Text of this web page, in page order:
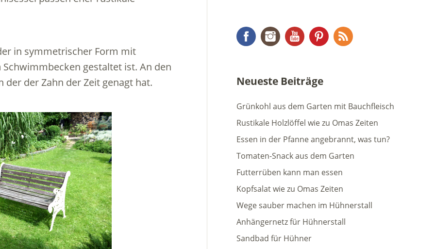
in symmetrischer Form mit
gestaltet ist. An den
der Zahn der Zeit genagt hat.
FacebookInstagramYouTubePinterestRSS Feed
Neueste Beiträge
Grünkohl aus dem Garten mit Bauchfleisch
Rustikale Holzlöffel wie zu Omas Zeiten
Essen in der Pfanne angebrannt, was tun?
Tomaten-Snack aus dem Garten
Futterrüben kann man essen
Kopfsalat wie zu Omas Zeiten
Wege sauber machen im Hühnerstall
Anhängernetz für Hühnerstall
Sandbad für Hühner